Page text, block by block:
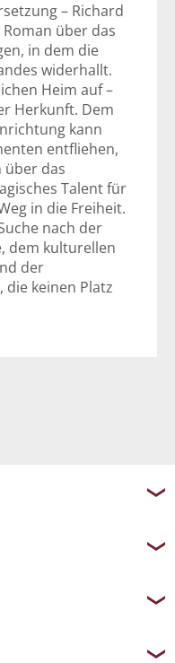
– Richard
über das
in dem die
widerhallt.
Heim auf –
Herkunft. Dem
kann
entfliehen,
über das
Talent für
in die Freiheit.
nach der
dem kulturellen
der
keinen Platz